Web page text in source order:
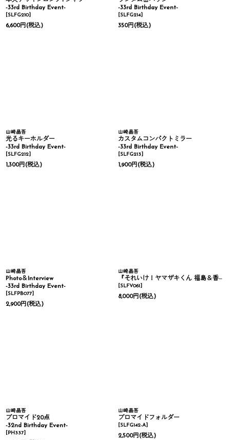
-33rd Birthday Event-
[SLFG210]
6,600円(税込)
-33rd Birthday Event-
[SLFG214]
350円(税込)
山崎晶吾
光るキーホルダー
-33rd Birthday Event-
[SLFG212]
1,300円(税込)
山崎晶吾
カスタムコンパクトミラー
-33rd Birthday Event-
[SLFG213]
1,900円(税込)
山崎晶吾
Photo＆Interview
-33rd Birthday Event-
[SLFPB077]
2,900円(税込)
山崎晶吾
『それいけ！ヤマザキくん 福島＆香川編』Blu-ray
[SLFV061]
8,000円(税込)
山崎晶吾
ブロマイド20点
-32nd Birthday Event-
[PH337]
山崎晶吾
ブロマイドフォルダー
[SLFG142-A]
2,500円(税込)